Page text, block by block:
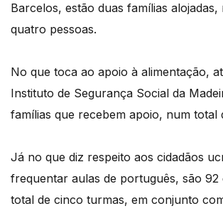
Barcelos, estão duas famílias alojadas,
quatro pessoas.
No que toca ao apoio à alimentação,
Instituto de Segurança Social da
famílias que recebem apoio, num total
Já no que diz respeito aos cidadãos
frequentar aulas de português, são 92
total de cinco turmas, em conjunto